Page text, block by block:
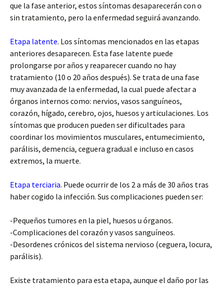
que la fase anterior, estos síntomas desaparecerán con o
sin tratamiento, pero la enfermedad seguirá avanzando.
Etapa latente. Los síntomas mencionados en las etapas
anteriores desaparecen. Esta fase latente puede
prolongarse por años y reaparecer cuando no hay
tratamiento (10 o 20 años después). Se trata de una fase
muy avanzada de la enfermedad, la cual puede afectar a
órganos internos como: nervios, vasos sanguíneos,
corazón, hígado, cerebro, ojos, huesos y articulaciones. Los
síntomas que producen pueden ser dificultades para
coordinar los movimientos musculares, entumecimiento,
parálisis, demencia, ceguera gradual e incluso en casos
extremos, la muerte.
Etapa terciaria. Puede ocurrir de los 2 a más de 30 años tras
haber cogido la infección. Sus complicaciones pueden ser:
-Pequeños tumores en la piel, huesos u órganos.
-Complicaciones del corazón y vasos sanguíneos.
-Desordenes crónicos del sistema nervioso (ceguera, locura,
parálisis).
Existe tratamiento para esta etapa, aunque el daño por las